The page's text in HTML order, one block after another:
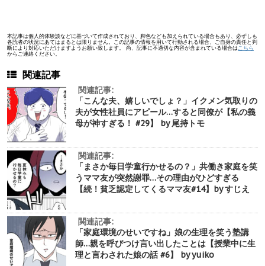
本記事は個人的体験談などに基づいて作成されており、脚色なども加えられている場合もあり、必ずしも
各読者の状況にあてはまるとは限りません。この記事の情報を用いて行動される場合、ご自身の責任と判
断により対応いただけますようお願い致します。 尚、記事に不適切な内容が含まれている場合は こちら
からご連絡ください。
関連記事
関連記事:
「こんな夫、嬉しいでしょ？」イクメン気取りの
夫が女性社員にアピール…すると同僚が【私の義
母が神すぎる！ #29】 by 尾持トモ
関連記事:
「まさか毎日学童行かせるの？」共働き家庭を笑
うママ友が突然謝罪…その理由がひどすぎる
【続！貧乏認定してくるママ友#14】by すじえ
関連記事:
「家庭環境のせいですね」娘の生理を笑う塾講
師…親を呼びつけ言い出したことは【授業中に生
理と言わされた娘の話 #6】 by yuiko